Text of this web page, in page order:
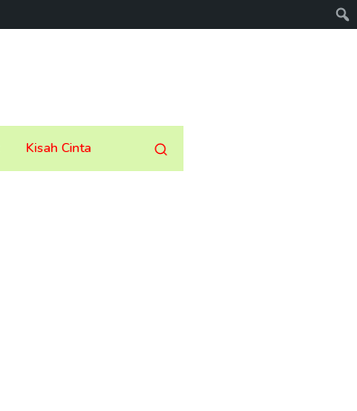
Kisah Cinta